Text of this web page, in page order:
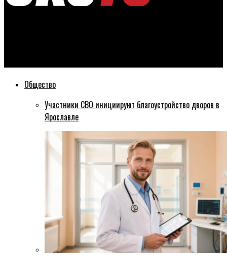
Общество
Участники СВО инициируют благоустройство дворов в
Ярославле